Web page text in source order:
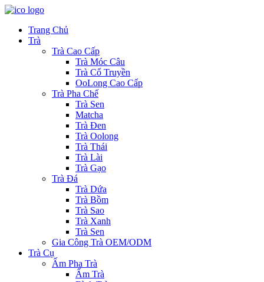
Trang Chủ
Trà
Trà Cao Cấp
Trà Móc Câu
Trà Cổ Truyền
OoLong Cao Cấp
Trà Pha Chế
Trà Sen
Matcha
Trà Đen
Trà Oolong
Trà Thái
Trà Lài
Trà Gạo
Trà Đá
Trà Dứa
Trà Bồm
Trà Sao
Trà Xanh
Trà Sen
Gia Công Trà OEM/ODM
Trà Cụ
Ấm Pha Trà
Ấm Trà